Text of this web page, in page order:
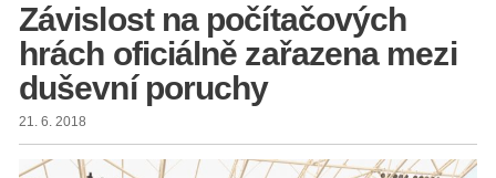
Závislost na počítačových
hrách oficiálně zařazena mezi
duševní poruchy
21. 6. 2018